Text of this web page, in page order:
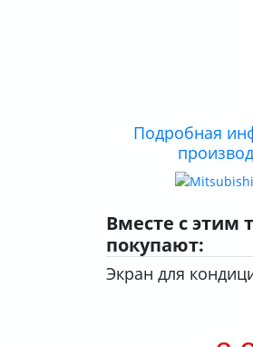
Подробная
Вместе с этим
покупают:
Экран для